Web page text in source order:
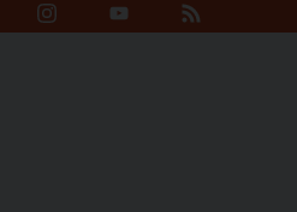
Facebook InstagramYouTube
Channel